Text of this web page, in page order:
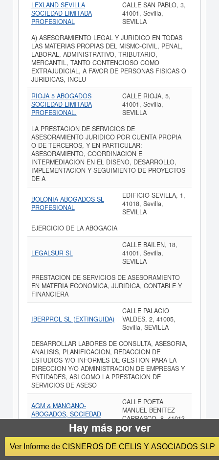
LEXLAND SEVILLA
SOCIEDAD LIMITADA
PROFESIONAL
CALLE SAN PABLO, 3,
41001, Sevilla,
SEVILLA
A) ASESORAMIENTO LEGAL Y JURIDICO EN TODAS
LAS MATERIAS PROPIAS DEL MISMO-CIVIL, PENAL,
LABORAL, ADMINISTRATIVO, TRIBUTARIO,
MERCANTIL, TANTO CONTENCIOSO COMO
EXTRAJUDICIAL, A FAVOR DE PERSONAS FISICAS O
JURIDICAS, INCLU
RIOJA 5 ABOGADOS
SOCIEDAD LIMITADA
PROFESIONAL.
CALLE RIOJA, 5,
41001, Sevilla,
SEVILLA
LA PRESTACION DE SERVICIOS DE
ASESORAMIENTO JURIDICO POR CUENTA PROPIA
O DE TERCEROS, Y EN PARTICULAR:
ASESORAMIENTO, COORDINACION E
INTERMEDIACION EN EL DISENO, DESARROLLO,
IMPLEMENTACION Y SEGUIMIENTO DE PROYECTOS
DE A
BOLONIA ABOGADOS SL
PROFESIONAL
EDIFICIO SEVILLA, 1,
41018, Sevilla,
SEVILLA
EJERCICIO DE LA ABOGACIA
LEGALSUR SL
CALLE BAILEN, 18,
41001, Sevilla,
SEVILLA
PRESTACION DE SERVICIOS DE ASESORAMIENTO
EN MATERIA ECONOMICA, JURIDICA, CONTABLE Y
FINANCIERA
IBERPROL SL (EXTINGUIDA)
CALLE PALACIO
VALDES, 2, 41005,
Sevilla, SEVILLA
DESARROLLAR LABORES DE CONSULTA, ASESORIA,
ANALISIS, PLANIFICACION, REDACCION DE
ESTUDIOS Y/O INFORMES DE GESTION PARA LA
DIRECCION Y/O ADMINISTRACION DE EMPRESAS Y
ENTIDADES, ASI COMO LA PRESTACION DE
SERVICIOS DE ASESO
AGM & MANGANO-
ABOGADOS, SOCIEDAD
CALLE POETA
MANUEL BENITEZ
CARRASCO, 8, 41013,
Sevilla, SEVILLA
EJERCICIO DE LA ABOGACIA; GESTION Y
ASESORAMIENTO EN MATERIA FISCAL, TRIBUTARIA
Hay más por ver
Ver Informe de CISNEROS DE CELIS Y ASOCIADOS SLP